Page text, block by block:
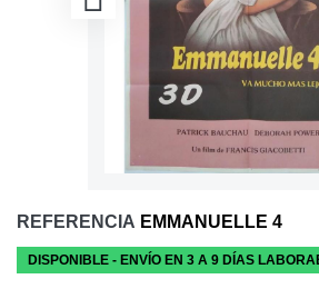
REFERENCIA EMMANUELLE 4
DISPONIBLE - ENVÍO EN 3 A 9 DÍAS